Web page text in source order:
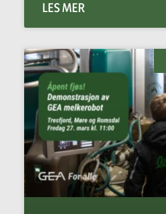
LES MER